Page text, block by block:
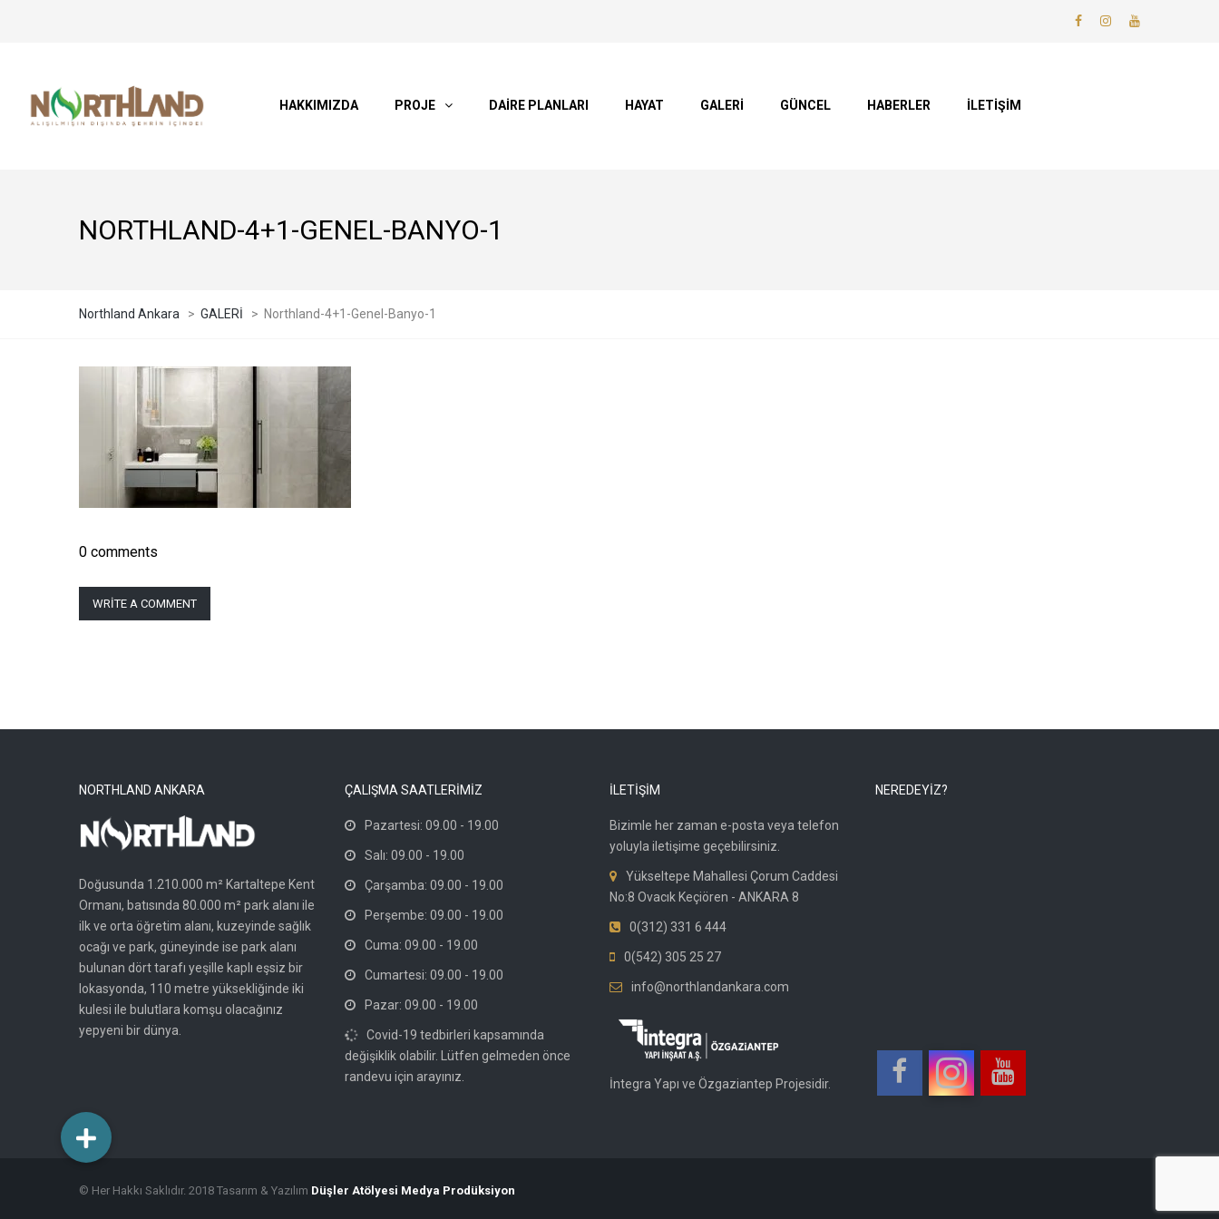
HAKKIMIZDA PROJE DAİRE PLANLARI HAYAT GALERİ GÜNCEL HABERLER İLETİŞİM
NORTHLAND-4+1-GENEL-BANYO-1
Northland Ankara > GALERİ > Northland-4+1-Genel-Banyo-1
0 comments
WRITE A COMMENT
NORTHLAND ANKARA
Doğusunda 1.210.000 m² Kartaltepe Kent
Ormanı, batısında 80.000 m² park alanı ile
ilk ve orta öğretim alanı, kuzeyinde sağlık
ocağı ve park, güneyinde ise park alanı
bulunan dört tarafı yeşille kaplı eşsiz bir
lokasyonda, 110 metre yüksekliğinde iki
kulesi ile bulutlara komşu olacağınız
yepyeni bir dünya.
ÇALIŞMA SAATLERİMİZ
Pazartesi: 09.00 - 19.00
Salı: 09.00 - 19.00
Çarşamba: 09.00 - 19.00
Perşembe: 09.00 - 19.00
Cuma: 09.00 - 19.00
Cumartesi: 09.00 - 19.00
Pazar: 09.00 - 19.00
Covid-19 tedbirleri kapsamında
değişiklik olabilir. Lütfen gelmeden önce
randevu için arayınız.
İLETİŞİM
Bizimle her zaman e-posta veya telefon
yoluyla iletişime geçebilirsiniz.
Yükseltepe Mahallesi Çorum Caddesi
No:8 Ovacık Keçiören - ANKARA 8
0(312) 331 6 444
0(542) 305 25 27
info@northlandankara.com
İntegra Yapı ve Özgaziantep Projesidir.
NEREDEYİZ?
© Her Hakkı Saklıdır. 2018 Tasarım & Yazılım Düşler Atölyesi Medya Prodüksiyon